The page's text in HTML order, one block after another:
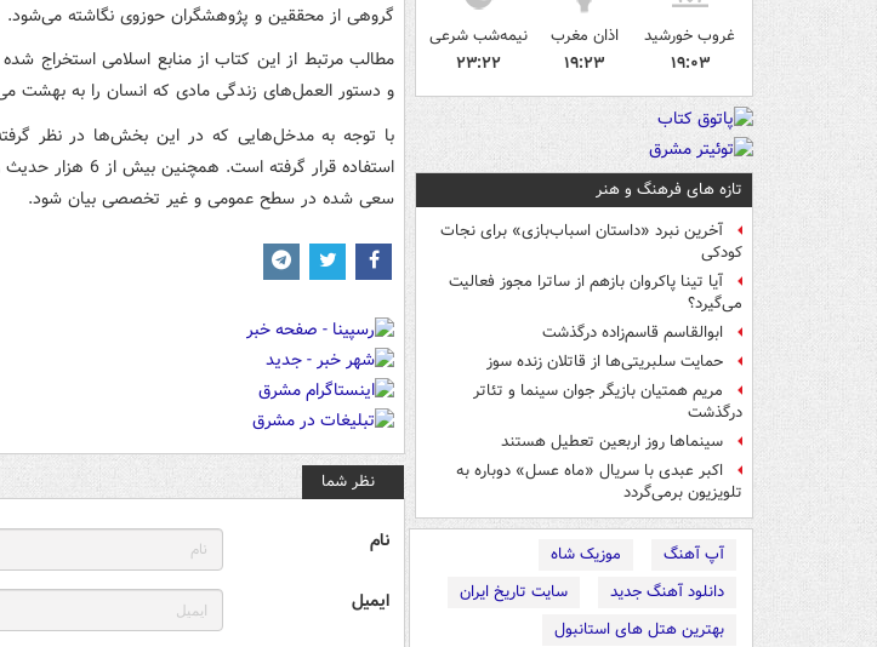
غروب خورشید
۱۹:۰۳
اذان مغرب
۱۹:۲۳
نیمه‌شب شرعی
۲۳:۲۲
تازه های فرهنگ و هنر
آخرین نبرد «داستان اسباب‌بازی» برای نجات
کودکی
آیا تینا پاکروان بازهم از ساترا مجوز فعالیت
می‌گیرد؟
ابوالقاسم قاسم‌زاده درگذشت
حمایت سلبریتی‌ها از قاتلان زنده سوز
مریم همتیان بازیگر جوان سینما و تئاتر
درگذشت
سینماها روز اربعین تعطیل هستند
اکبر عبدی با سریال «ماه عسل» دوباره به
تلویزیون برمی‌گردد
آپ آهنگ
موزیک شاه
دانلود آهنگ جدید
سایت تاریخ ایران
بهترین هتل های استانبول
گروهی از محققین و پژوهشگران حوزوی نگاشته می‌شود.
مطالب مرتبط از این کتاب از منابع اسلامی استخراج
و دستور العمل‌های زندگی مادی که انسان را به بهشت
سعی شده در سطح عمومی و غیر تخصصی بیان شود.
نظر شما
نام
ایمیل